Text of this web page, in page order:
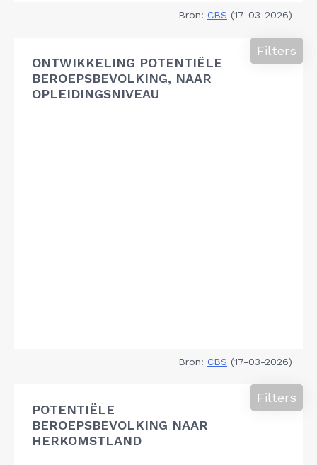
Bron: CBS (17-03-2026)
ONTWIKKELING POTENTIËLE
BEROEPSBEVOLKING, NAAR
OPLEIDINGSNIVEAU
Filters
Bron: CBS (17-03-2026)
POTENTIËLE
BEROEPSBEVOLKING NAAR
HERKOMSTLAND
Filters